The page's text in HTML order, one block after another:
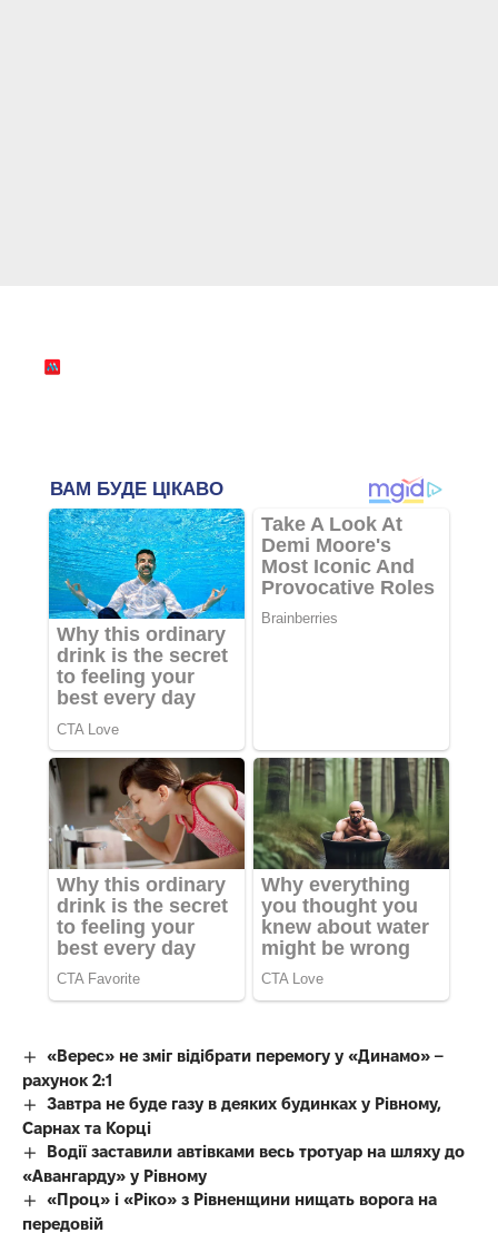
«Верес» не зміг відібрати перемогу у «Динамо» –
рахунок 2:1
Завтра не буде газу в деяких будинках у Рівному,
Сарнах та Корці
Водії заставили автівками весь тротуар на шляху до
«Авангарду» у Рівному
«Проц» і «Ріко» з Рівненщини нищать ворога на
передовій